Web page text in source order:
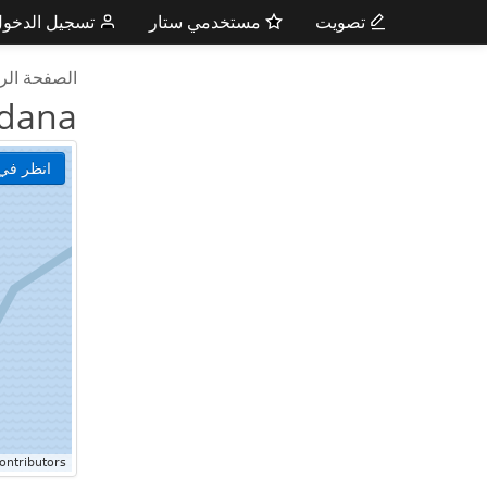
تسجيل مستخدمي ستار تصويت
الصفحة
انظر في